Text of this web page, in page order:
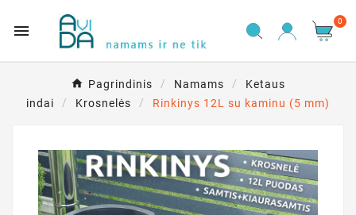

0
Pagrindinis Namams
Ketaus
indai
Krosnelės Rinkinys 12L su kaminu (5 mm)